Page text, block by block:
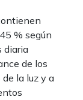
% según
diaria
de los
la luz y a